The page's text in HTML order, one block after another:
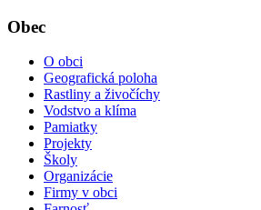
Obec
O obci
Geografická poloha
Rastliny a živočíchy
Vodstvo a klíma
Pamiatky
Projekty
Školy
Organizácie
Firmy v obci